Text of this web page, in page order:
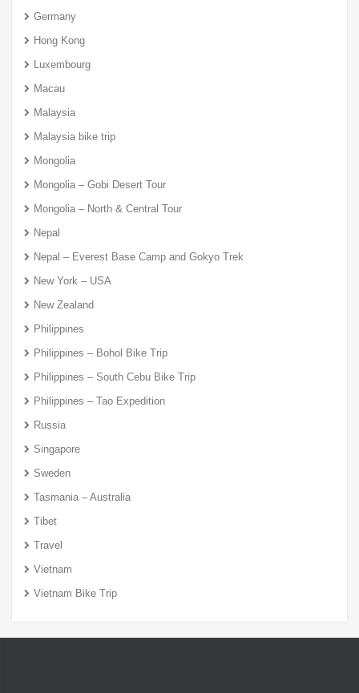
Germany
Hong Kong
Luxembourg
Macau
Malaysia
Malaysia bike trip
Mongolia
Mongolia – Gobi Desert Tour
Mongolia – North & Central Tour
Nepal
Nepal – Everest Base Camp and Gokyo Trek
New York – USA
New Zealand
Philippines
Philippines – Bohol Bike Trip
Philippines – South Cebu Bike Trip
Philippines – Tao Expedition
Russia
Singapore
Sweden
Tasmania – Australia
Tibet
Travel
Vietnam
Vietnam Bike Trip